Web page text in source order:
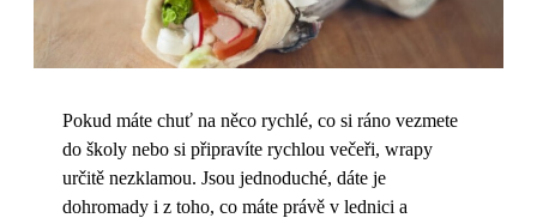
Pokud máte chuť na něco rychlé, co si ráno vezmete
do školy nebo si připravíte rychlou večeři, wrapy
určitě nezklamou. Jsou jednoduché, dáte je
dohromady i z toho, co máte právě v lednici a